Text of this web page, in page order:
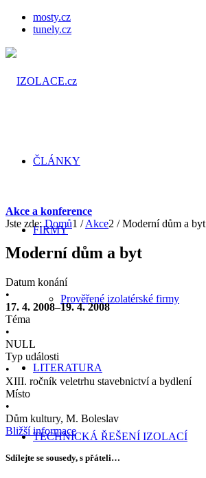
mosty.cz
tunely.cz
ČLÁNKY
FIRMY
Prověřené izolatérské firmy
LITERATURA
TECHNICKÁ ŘEŠENÍ IZOLACÍ
Akce a konference
Jste zde: Domů1 / Akce2 / Moderní dům a byt
Moderní dům a byt
Datum konání
•
17. 4. 2008–19. 4. 2008
Téma
•
NULL
Typ události
•
XIII. ročník veletrhu stavebnictví a bydlení
Místo
•
Dům kultury, M. Boleslav
Bližší informace
Sdílejte se sousedy, s přáteli…